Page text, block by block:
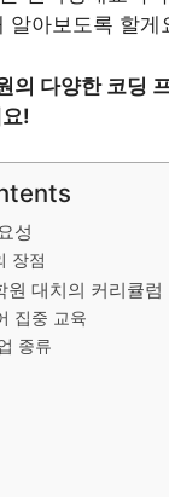
알아보도록 할게
의 다양한 코딩
!
성
장점
원 대치의 커리큘럼
집중 교육
종류